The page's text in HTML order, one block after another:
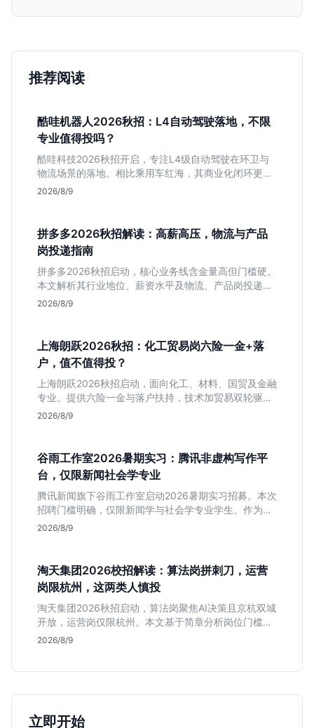
推荐阅读
酷哇机器人2026秋招：L4自动驾驶落地，不限
专业值得投吗？
酷哇科技2026秋招开启，专注L4级自动驾驶在环卫与
物流场景的落地。相比乘用车红海，其商业化闭环更清
晰，现金流相对健康。本文解读其业务模式、岗位稳定
2026/8/9
拼多多2026秋招解读：高薪高压，物流与产品
岗投递指南
拼多多2026秋招启动，核心业务线含金量高但门槛硬。
本文解析其行业地位、薪资水平及物流、产品岗投递策
略，助你判断是否适合这种高强度职业起步。
2026/8/9
上海朗跃2026秋招：化工贸易岗六险一金+落
户，值不值得投？
上海朗跃2026秋招启动，面向化工、材料、国贸及金融
专业。提供六险一金与落户扶持，技术加贸易双轮驱动
模式稳定性高。本文解读岗位需求与福利含金量，帮应
2026/8/9
谷雨工作室2026暑期实习：腾讯非虚构写作平
台，仅限新闻社会学专业
腾讯新闻旗下谷雨工作室启动2026暑期实习招募。本次
招聘门槛明确，仅限新闻学与社会学专业学生。作为深
耕非虚构写作的头部团队，该岗位提供独立发稿机会与
2026/8/9
淘天集团2026校招解读：算法岗拼刺刀，运营
岗限杭州，这两类人慎投
淘天集团2026秋招启动，算法岗聚焦AI决策且京杭双城
开放，运营岗仅限杭州。本文基于简章分析岗位门槛、
薪资行情及适合人群，帮应届生判断是否值得投递。
2026/8/9
立即开始